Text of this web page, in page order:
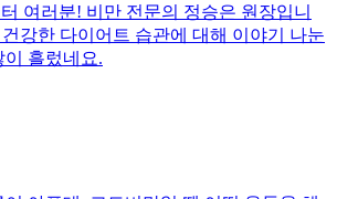
여러분! 비만 전문의 정승은 원장입니
강한 다이어트 습관에 대해 이야기 나눈
이 흘렀네요.